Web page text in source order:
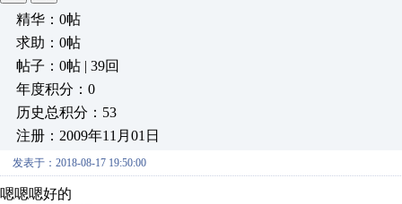
精华：0帖
求助：0帖
帖子：0帖 | 39回
年度积分：0
历史总积分：53
注册：2009年11月01日
发表于：2018-08-17 19:50:00
嗯嗯嗯好的